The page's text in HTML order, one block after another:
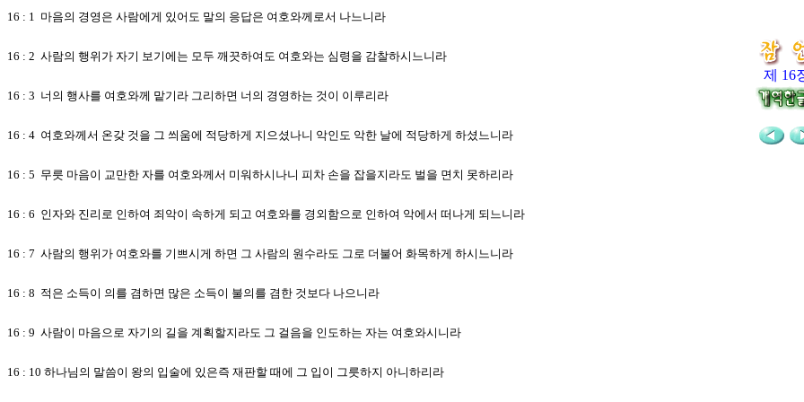
제 16
16 : 1 마음의 경영은 사람에게 있어도 말의 응답은 여호와께로서 나느니라
16 : 2 사람의 행위가 자기 보기에는 모두 깨끗하여도 여호와는 심령을 감찰하시느니라
16 : 3 너의 행사를 여호와께 맡기라 그리하면 너의 경영하는 것이 이루리라
16 : 4 여호와께서 온갖 것을 그 씌움에 적당하게 지으셨나니 악인도 악한 날에 적당하게 하셨느니라
16 : 5 무릇 마음이 교만한 자를 여호와께서 미워하시나니 피차 손을 잡을지라도 벌을 면치 못하리라
16 : 6 인자와 진리로 인하여 죄악이 속하게 되고 여호와를 경외함으로 인하여 악에서 떠나게 되느니라
16 : 7 사람의 행위가 여호와를 기쁘시게 하면 그 사람의 원수라도 그로 더불어 화목하게 하시느니라
16 : 8 적은 소득이 의를 겸하면 많은 소득이 불의를 겸한 것보다 나으니라
16 : 9 사람이 마음으로 자기의 길을 계획할지라도 그 걸음을 인도하는 자는 여호와시니라
16 : 10 하나님의 말씀이 왕의 입술에 있은즉 재판할 때에 그 입이 그릇하지 아니하리라